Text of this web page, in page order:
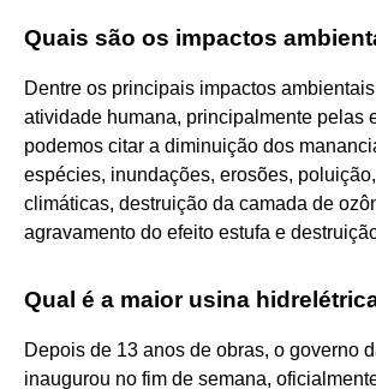
Quais são os impactos
Dentre os principais impactos
atividade humana, principalmente pelas
podemos citar a diminuição dos
espécies, inundações, erosões,
climáticas, destruição da camada de
agravamento do efeito estufa e
Qual é a maior usina
Depois de 13 anos de obras, o governo
inaugurou no fim de semana,